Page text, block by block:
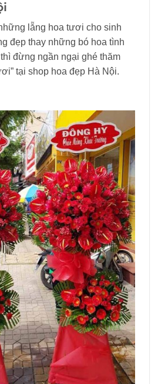
lẵng hoa tươi cho sinh
đẹp thay những bó hoa tình
đừng ngần ngại ghé thăm
tại shop hoa đẹp Hà Nội.